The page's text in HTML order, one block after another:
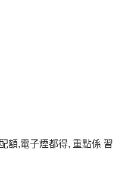
額,電子煙都得, 重點係 習